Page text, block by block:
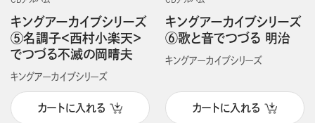
キングアーカイブシリーズ
⑤名調子＜西村小楽天＞
でつづる不滅の岡晴夫
キングアーカイブシリーズ
カートに入れる
キングアーカイブシリーズ
⑥歌と音でつづる 明治
キングアーカイブシリーズ
カートに入れる